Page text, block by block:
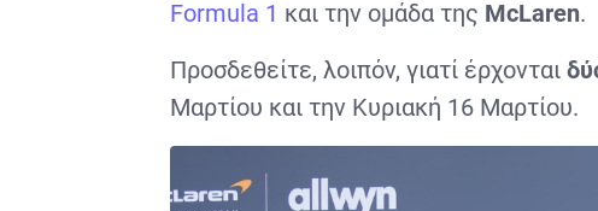
Formula 1 και την ομάδα της McLaren.
Προσδεθείτε, λοιπόν, γιατί έρχονται
Μαρτίου και την Κυριακή 16 Μαρτίου.